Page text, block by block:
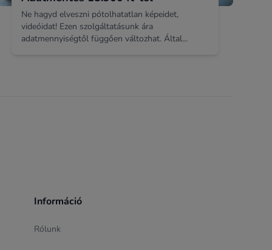
Ne hagyd elveszni pótolhatatlan képeidet,
videóidat! Ezen szolgáltatásunk ára
adatmennyiségtől függően változhat. Által...
Információ
Rólunk